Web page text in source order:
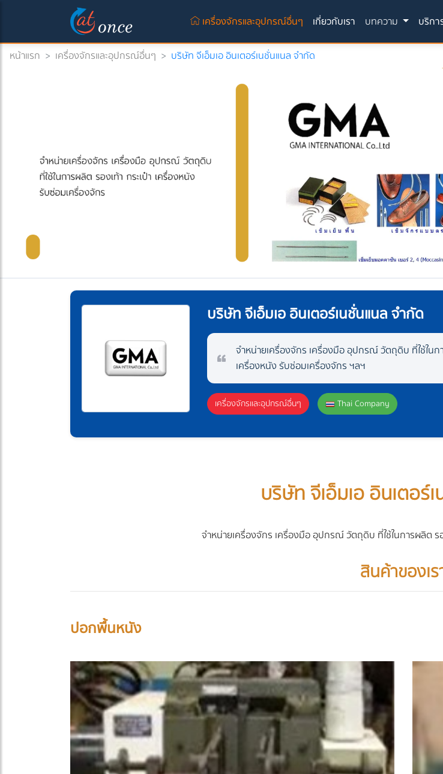
เครื่องจักรและอุปกรณ์อื่นๆ(current)
เกี่ยวกับเรา บทความ บริกา
หน้าแรก > เครื่องจักรและอุปกรณ์อื่นๆ > บริษัท จีเอ็มเอ อินเตอร์เนชั่นแนล จำกัด
บริษัท จีเอ็มเอ อินเตอร์เนชั่นแนล จำกัด
จำหน่ายเครื่องจักร เครื่องมือ อุปกรณ์ วัตถุดิบ ที่ใช้ในก
เครื่องหนัง รับซ่อมเครื่องจักร ฯลฯ
เครื่องจักรและอุปกรณ์อื่นๆ Thai Company
บริษัท จีเอ็มเอ อินเตอร์
จำหน่ายเครื่องจักร เครื่องมือ อุปกรณ์ วัตถุดิบ ที่ใช้ในการผลิต ร
สินค้าของเร
ปอกพื้นหนัง